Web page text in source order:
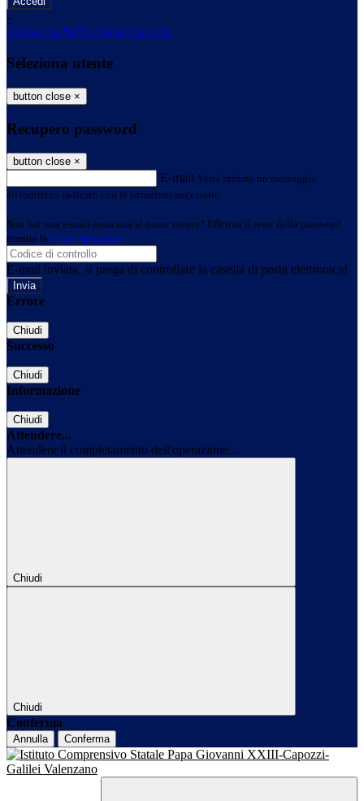
-
Entra con SPID Entra con CIE
Seleziona utente
button close ×
Recupero password
button close ×
E-mail Verrà inviato un messaggio
all'indirizzo indicato con le istruzioni necessarie.
Non hai una e-mail associata al nome utente? Effettua il reset della password
tramite la Login Spaggiari
E-mail inviata, si prega di controllare la casella di posta elettronica!
Errore
Chiudi
Successo
Chiudi
Informazione
Chiudi
Attendere...
Attendere il completamento dell'operazione...
Chiudi
Chiudi
Conferma
Annulla Conferma